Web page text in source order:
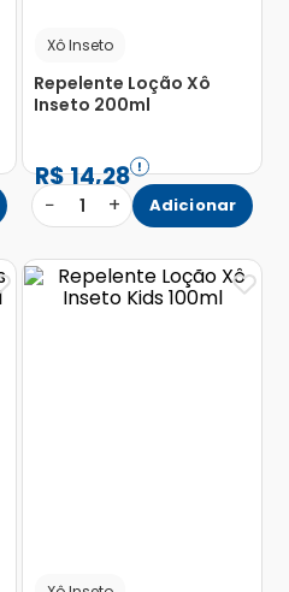
Xô Inseto
Repelente Loção Xô
Inseto 200ml
R$14,28
− 1 + Adicionar